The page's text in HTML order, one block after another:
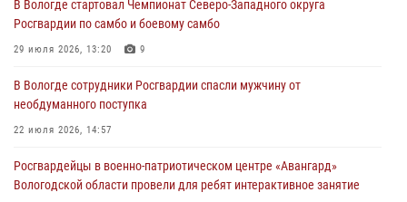
В Вологде определились победители и призеры Чемпионатов
Северо-Западного округа Росгвардии по спортивному и боевому
03 августа 2026, 08:54 1
ЗА МИНУВШУЮ НЕДЕЛЮ СОТРУДНИКАМИ ВНЕВЕДОМСТВЕННОЙ
ПРАВОНАРУШИТЕЛЯ
02 августа 2026, 10:37
В Вологде стартовал Чемпионат Северо-Западного округа
Росгвардии по самбо и боевому самбо
29 июля 2026, 13:20 9
В Вологде сотрудники Росгвардии спасли мужчину от
необдуманного поступка
22 июля 2026, 14:57
Росгвардейцы в военно-патриотическом центре «Авангард»
Вологодской области провели для ребят интерактивное занятие